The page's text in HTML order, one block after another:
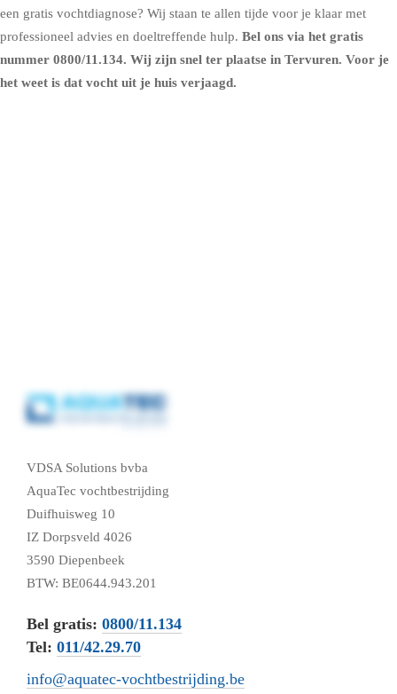
een gratis vochtdiagnose? Wij staan te allen tijde voor je klaar met
professioneel advies en doeltreffende hulp. Bel ons via het gratis
nummer 0800/11.134. Wij zijn snel ter plaatse in Tervuren. Voor je
het weet is dat vocht uit je huis verjaagd.
VDSA Solutions bvba
AquaTec vochtbestrijding
Duifhuisweg 10
IZ Dorpsveld 4026
3590 Diepenbeek
BTW: BE0644.943.201
Bel gratis: 0800/11.134
Tel: 011/42.29.70
info@aquatec-vochtbestrijding.be